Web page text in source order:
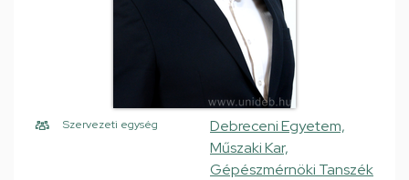
Szervezeti egység
Debreceni Egyetem,
Műszaki Kar,
Gépészmérnöki Tanszék